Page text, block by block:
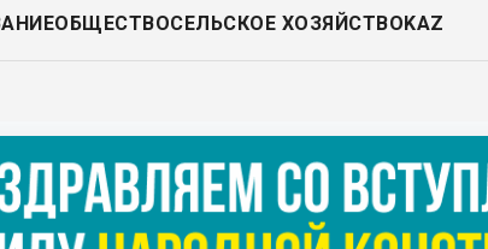
ОБЩЕСТВОСЕЛЬСКОЕ ХОЗЯЙСТВОKAZ